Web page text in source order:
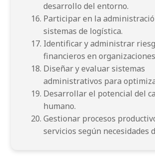
desarrollo del entorno.
Participar en la
sistemas de logística.
Identificar y administrar
financieros en
Diseñar y evaluar sistemas
administrativos para
Desarrollar el potencial del
humano.
Gestionar procesos
servicios según necesidades